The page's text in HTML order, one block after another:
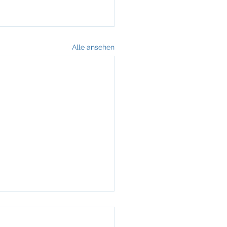
Alle ansehen
Geschäftsführer für